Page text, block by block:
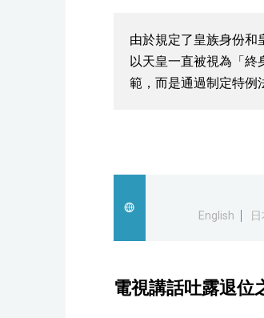
由於規定了皇族身份和
以天皇一直被視為「終
範，而是通過制定特例
English
電視講話吐露退位